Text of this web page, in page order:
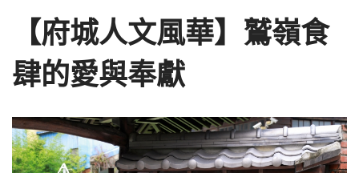
【府城人文風華】鷲嶺食
肆的愛與奉獻